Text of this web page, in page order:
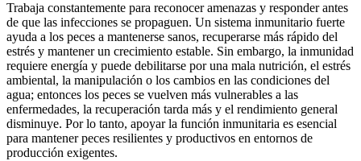
Trabaja constantemente para reconocer amenazas y responder antes
de que las infecciones se propaguen. Un sistema inmunitario fuerte
ayuda a los peces a mantenerse sanos, recuperarse más rápido del
estrés y mantener un crecimiento estable. Sin embargo, la inmunidad
requiere energía y puede debilitarse por una mala nutrición, el estrés
ambiental, la manipulación o los cambios en las condiciones del
agua; entonces los peces se vuelven más vulnerables a las
enfermedades, la recuperación tarda más y el rendimiento general
disminuye. Por lo tanto, apoyar la función inmunitaria es esencial
para mantener peces resilientes y productivos en entornos de
producción exigentes.